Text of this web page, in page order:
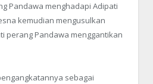
Pandawa menghadapi Adipati
kemudian mengusulkan
perang Pandawa menggantikan
sebagai